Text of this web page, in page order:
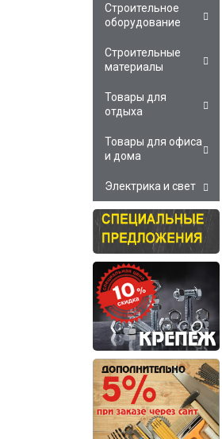
Строительное
оборудование
Строительные
материалы
Товары для
отдыха
Товары для офиса
и дома
Электрика и свет